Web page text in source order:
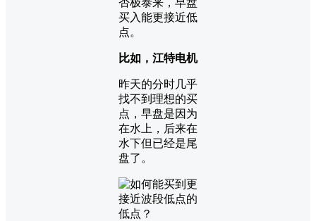
买入能更接近低
点。
比如，江特电机
昨天的分时几乎
找不到理想的买
点，早盘是因为
在水上，后来在
水下但已经是尾
盘了。